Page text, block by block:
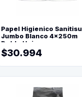
Papel Higienico Sanitisu
Jumbo Blanco 4x250m
Doble Hoja
$30.994